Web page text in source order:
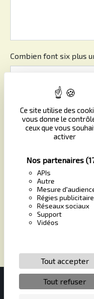
Ce site utilise des
vous donne le
ceux que vous
activer
Nos partenaires
APIs
Autre
Mesure
Régies
Réseaux sociaux
Support
Vidéos
Tout accepter
Tout refuser
Combien font six plus
En cochant cette
particulières ci-
** Les données
aux fins de vous
ses sous-traitants. Vous
rectification,
d’opposition, de retrait de
du droit d’introduire une
contrôle, ainsi que
mortem. Vous pouvez
courrier électronique. Un
demandé. Nous
prise de contact puis
fins probatoires et de